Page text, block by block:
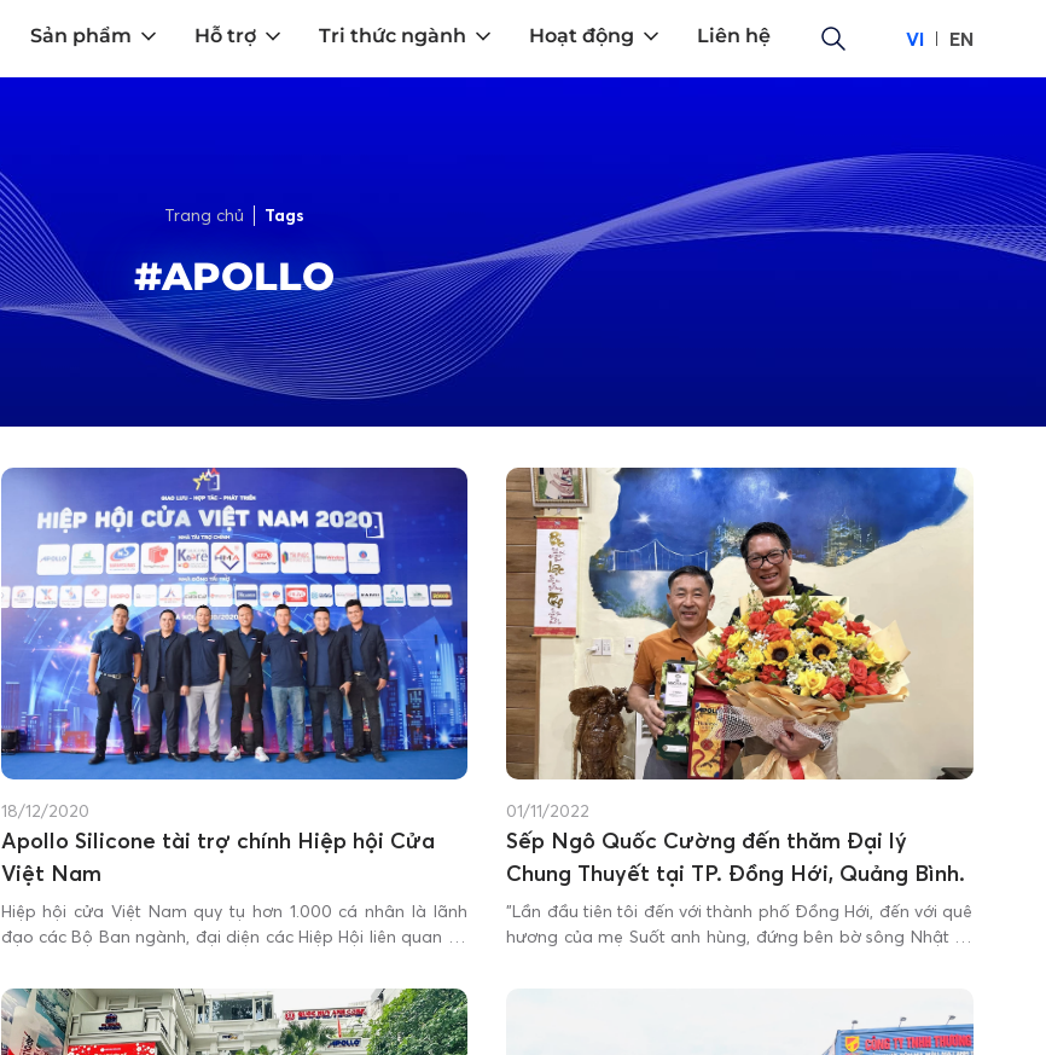
Sản phẩm Hỗ trợ Tri thức ngành Hoạt động Liên hệ VI EN
Trang chủ Tags
#APOLLO
18/12/2020
Apollo Silicone tài trợ chính Hiệp hội Cửa
Việt Nam
Hiệp hội cửa Việt Nam quy tụ hơn 1.000 cá nhân là lãnh
đạo các Bộ Ban ngành, đại diện các Hiệp Hội liên quan và
nghiệp có tiếng trong ngành Cửa tại Việt Nam như: keo,
nhôm, kiếng, cửa, khóa…
01/11/2022
Sếp Ngô Quốc Cường đến thăm Đại lý
Chung Thuyết tại TP. Đồng Hới, Quảng Bình.
"Lần đầu tiên tôi đến với thành phố Đồng Hới, đến với quê
hương của mẹ Suốt anh hùng, đứng bên bờ sông Nhật Lệ